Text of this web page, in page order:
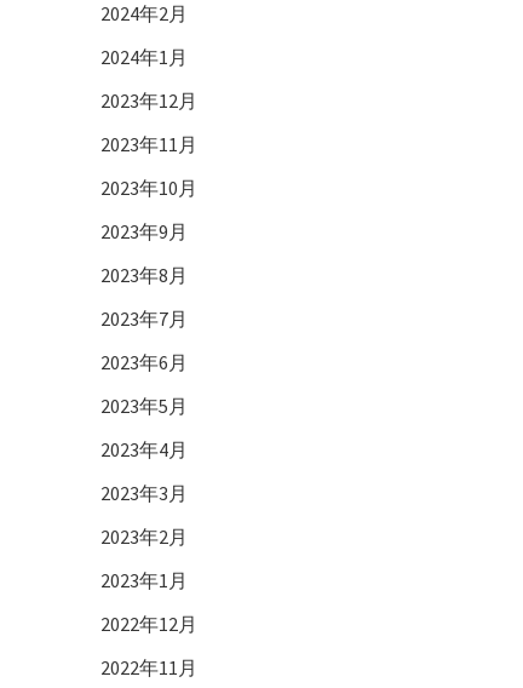
2024年2月
2024年1月
2023年12月
2023年11月
2023年10月
2023年9月
2023年8月
2023年7月
2023年6月
2023年5月
2023年4月
2023年3月
2023年2月
2023年1月
2022年12月
2022年11月